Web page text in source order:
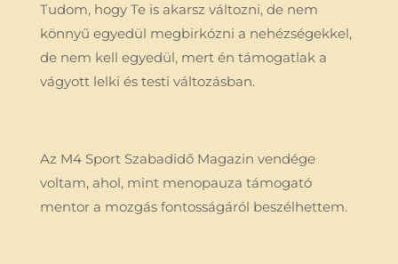
Tudom, hogy Te is akarsz változni, de nem
könnyű egyedül megbirkózni a nehézségekkel,
de nem kell egyedül, mert én támogatlak a
vágyott lelki és testi változásban.
Az M4 Sport Szabadidő Magazin vendége
voltam, ahol, mint menopauza támogató
mentor a mozgás fontosságáról beszélhettem.